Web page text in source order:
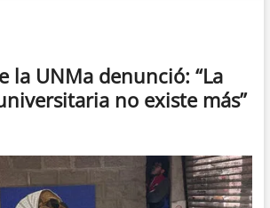
e
m
ú
la UNMa denunció: “La
no existe más”